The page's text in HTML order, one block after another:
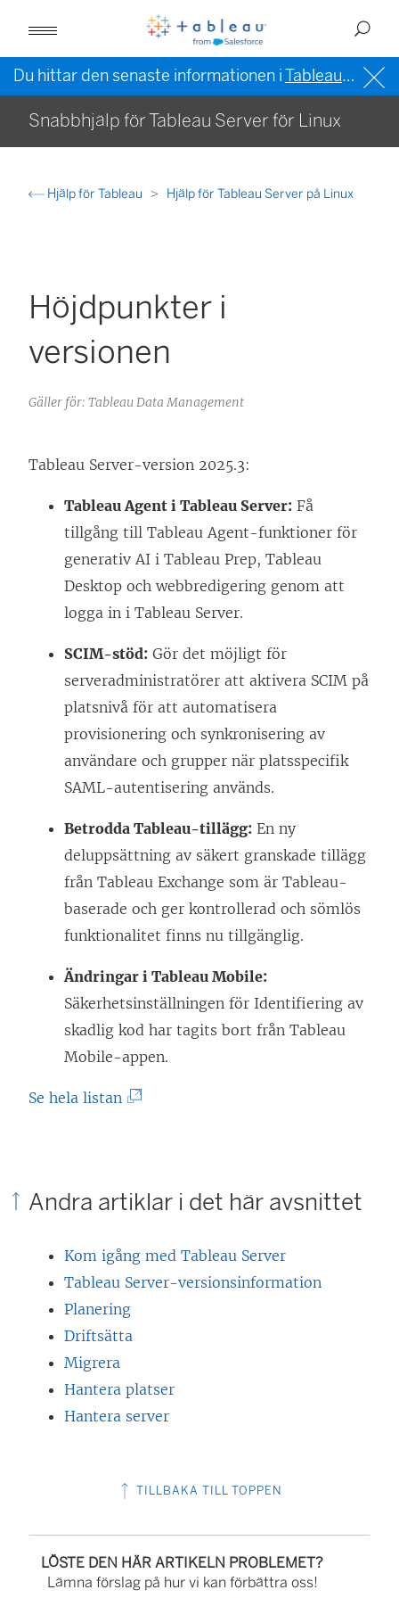
Du hittar den senaste informationen iTableau-hjälpen på engelska (USA)
Snabbhjälp för Tableau Server för Linux
Hjälp för Tableau Hjälp för Tableau Server på Linux
Höjdpunkter i
versionen
Gäller för: Tableau Data Management
Tableau Server-version 2025.3:
Tableau Agent i Tableau Server: Få
tillgång till Tableau Agent-funktioner för
generativ AI i Tableau Prep, Tableau
Desktop och webbredigering genom att
logga in i Tableau Server.
SCIM-stöd: Gör det möjligt för
serveradministratörer att aktivera SCIM på
platsnivå för att automatisera
provisionering och synkronisering av
användare och grupper när platsspecifik
SAML-autentisering används.
Betrodda Tableau-tillägg: En ny
deluppsättning av säkert granskade tillägg
från Tableau Exchange som är Tableau-
baserade och ger kontrollerad och sömlös
funktionalitet finns nu tillgänglig.
Ändringar i Tableau Mobile:
Säkerhetsinställningen för Identifiering av
skadlig kod har tagits bort från Tableau
Mobile-appen.
Se hela listan
k
n
ö
p
p
a
s
t
y
Andra artiklar i det här avsnittet
Kom igång med Tableau Server
Tableau Server-versionsinformation
Planering
Driftsätta
Migrera
Hantera platser
Hantera server
TILLBAKA TILL TOPPEN
LÖSTE DEN HÄR ARTIKELN PROBLEMET?
Lämna förslag på hur vi kan förbättra oss!